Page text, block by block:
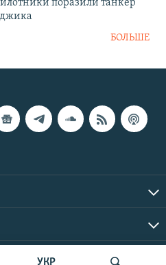
УКР
поразили танкер
БОЛЬШЕ
2026 | Все права защищены.